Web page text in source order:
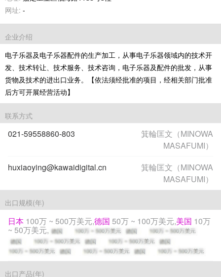
网址: -
企业介绍
电子乐器及电子乐器配件的生产加工，从事电子乐器领域内的技术开
发、技术转让、技术服务、技术咨询，电子乐器及配件的批发，从事
货物及技术的进出口业务。【依法须经批准的项目，经相关部门批准
后方可开展经营活动】
联系方式
021-59558860-803
箕輪匡文（MINOWA
MASAFUMI）
huxiaoying@kawaidigital.cn
箕輪匡文（MINOWA
MASAFUMI）
出口规模(年)
日本 100万 ~ 500万美元,德国 50万 ~ 100万美元,美国 10万
~ 50万美元,
出口产品(年)